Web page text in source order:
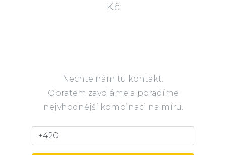
Kč
Nechte nám tu kontakt.
Obratem zavoláme a poradíme
nejvhodnější kombinaci na míru.